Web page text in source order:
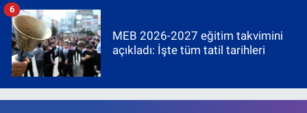
MEB 2026-2027 eğitim takvimini
açıkladı: İşte tüm tatil tarihleri
6